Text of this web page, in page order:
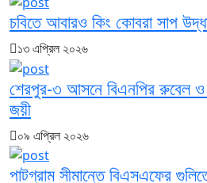
চবিতে আবারও কিং কোবরা সাপ
১৩ এপ্রিল ২০২৬
শেরপুর-৩ আসনে বিএনপির রুবেল
জয়ী
০৯ এপ্রিল ২০২৬
পাটগ্রাম সীমান্তে বিএসএফের